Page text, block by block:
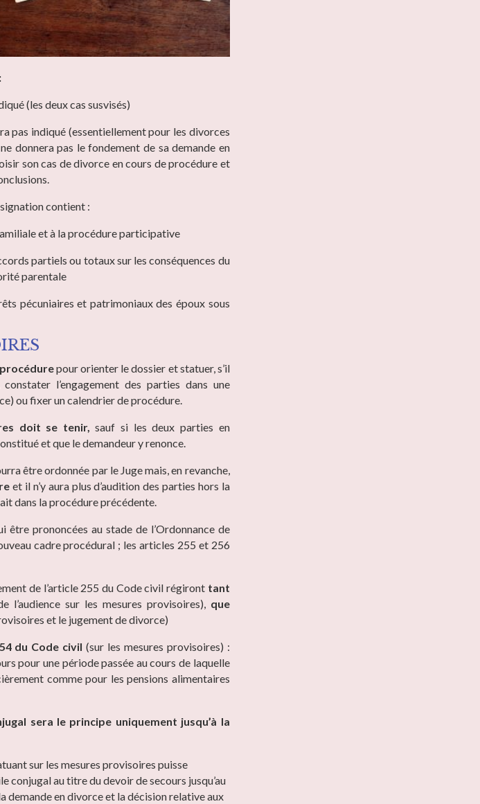
(les deux cas susvisés)
pas indiqué (essentiellement pour les divorces
donnera pas le fondement de sa demande en
son cas de divorce en cours de procédure et
contient :
et à la procédure participative
partiels ou totaux sur les conséquences du
parentale
pécuniaires et patrimoniaux des époux sous
pour orienter le dossier et statuer, s’il
constater l’engagement des parties dans une
ou fixer un calendrier de procédure.
doit se tenir,sauf si les deux parties en
et que le demandeur y renonce.
être ordonnée par le Juge mais, en revanche,
et il n’y aura plus d’audition des parties hors la
dans la procédure précédente.
être prononcées au stade de l’Ordonnance de
cadre procédural ; les articles 255 et 256
de l’article 255 du Code civil régiront tant
l’audience sur les mesures provisoires), que
et le jugement de divorce)
du Code civil (sur les mesures provisoires) :
pour une période passée au cours de laquelle
comme pour les pensions alimentaires
sera le principe uniquement jusqu’à la
sur les mesures provisoires puisse
conjugal au titre du devoir de secours jusqu’au
demande en divorce et la décision relative aux